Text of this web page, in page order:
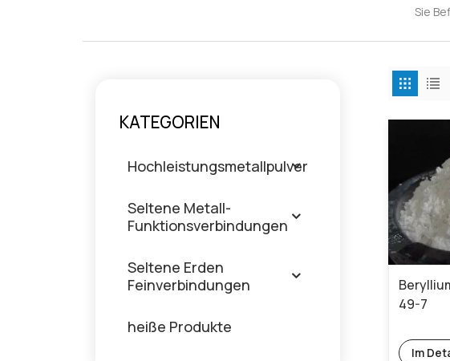
Sie
49-7
Im
KATEGORIEN
Hochleistungsmetallpulver
Seltene Metall-
Funktionsverbindungen
Seltene Erden
Feinverbindungen
heiße Produkte